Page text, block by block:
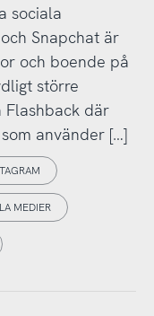
sociala
Snapchat är
och boende på
större
Flashback där
använder […]
MEDIER